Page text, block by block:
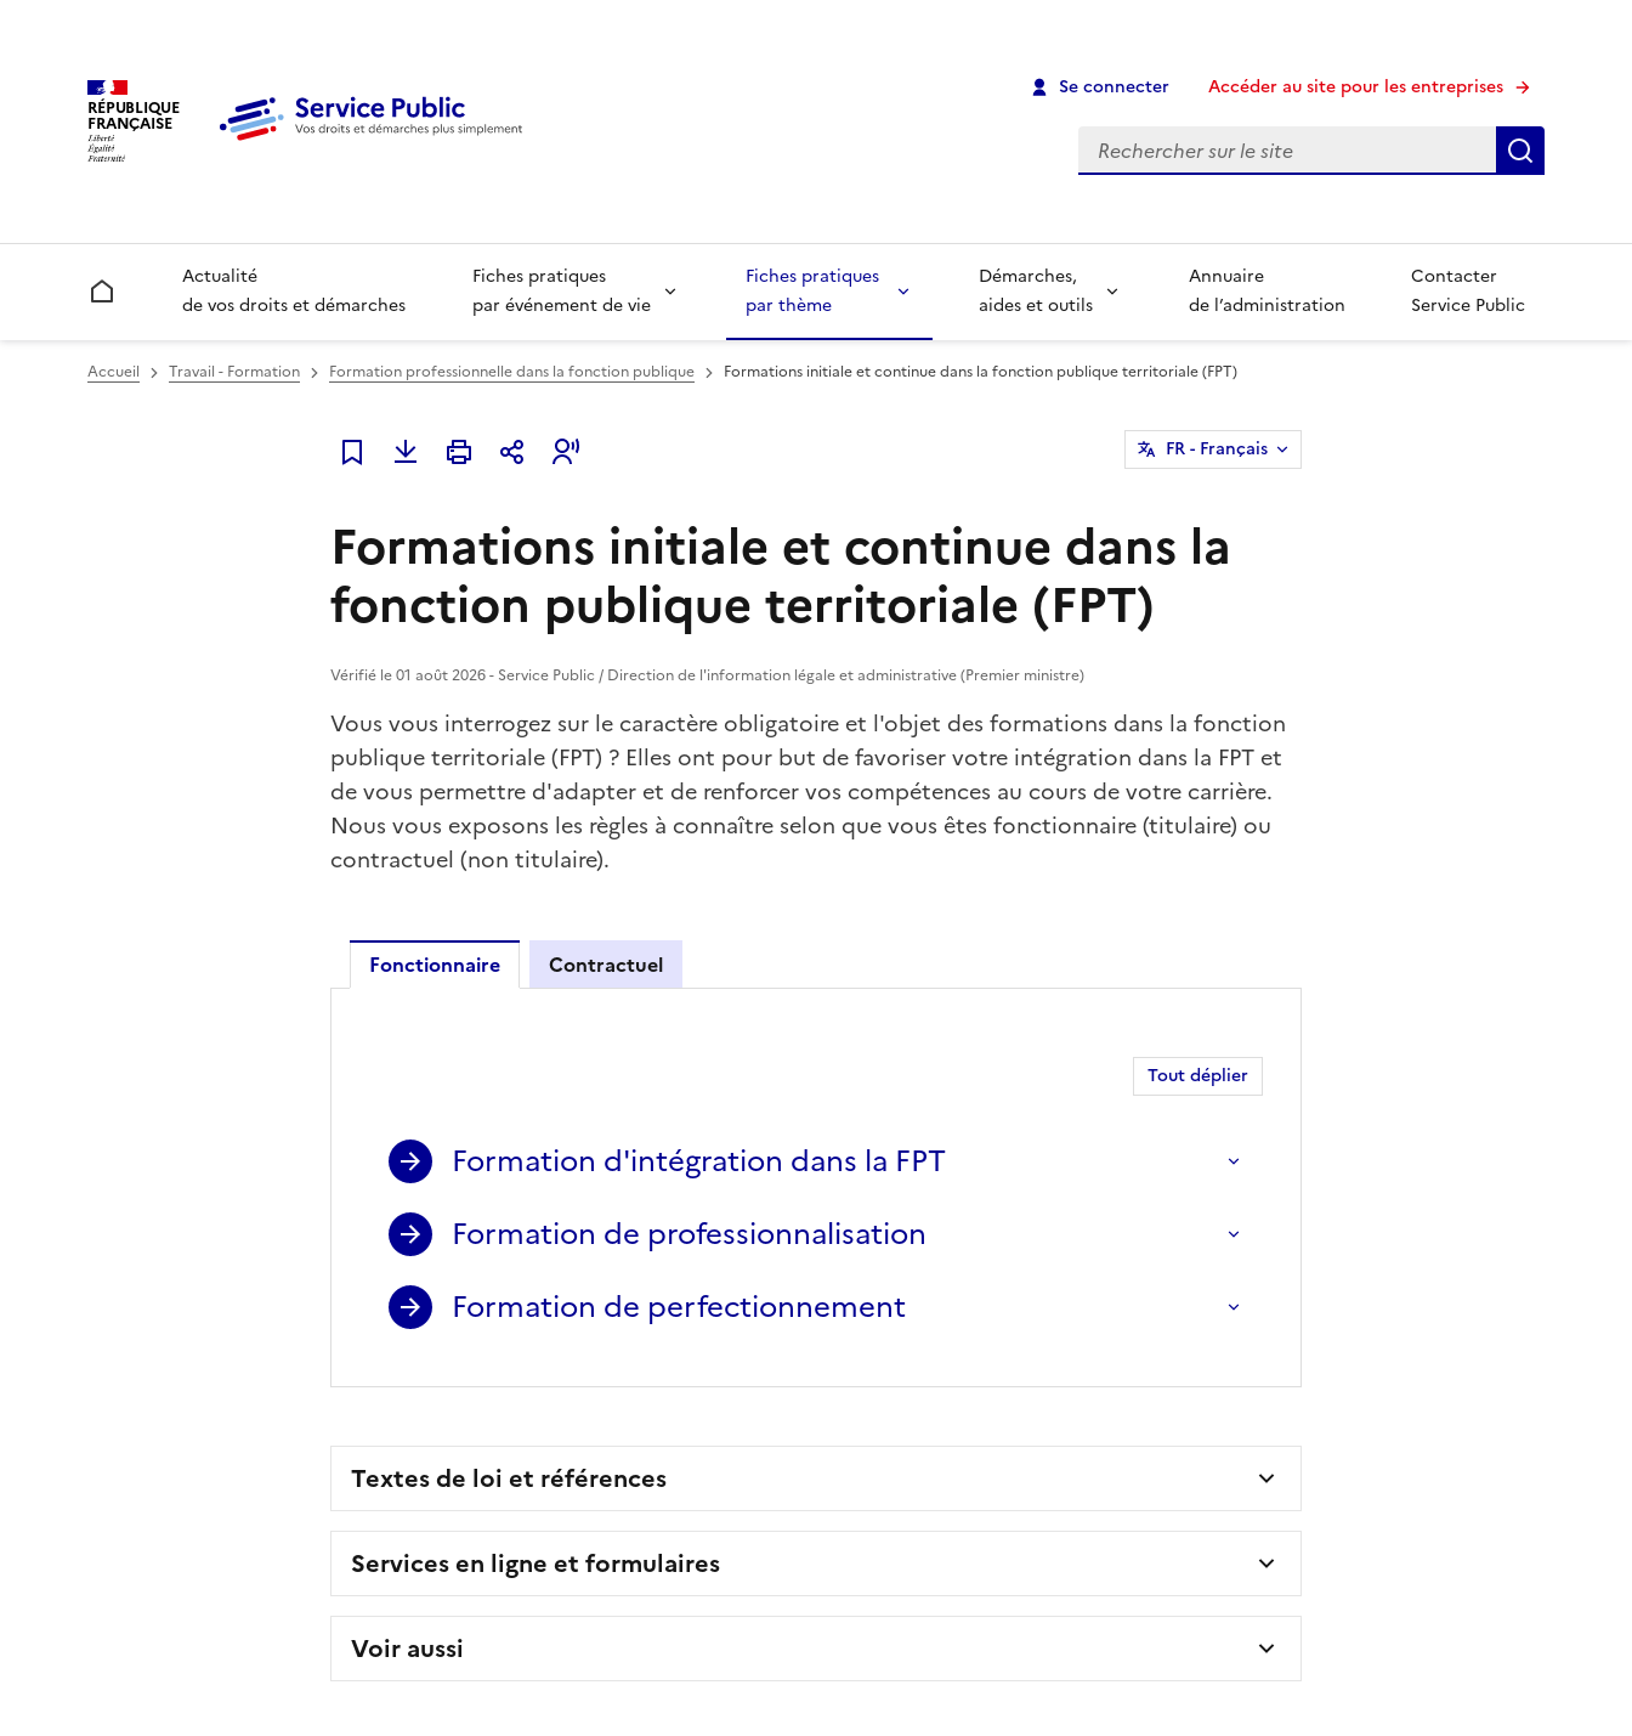
RÉPUBLIQUE
FRANÇAISE
Se connecter Accéder au site pour les entreprises
Recherche
Accueil
Actualité
de vos droits et démarches
Fiches pratiques
par événement de vie
Fiches pratiques
par thème
Démarches,
aides et outils
Annuaire
de l’administration
Contacter
Service Public
Accueil Travail - Formation Formation professionnelle dans la fonction publique Formations initiale et continue dans la fonction publique territoriale (FPT)
Ajouter à mes favoris
FR- Français
Formations initiale et continue dans la
fonction publique territoriale (FPT)
Vérifié le 01 août 2026 - Service Public / Direction de l'information légale et administrative (Premier ministre)
Vous vous interrogez sur le caractère obligatoire et l'objet des formations dans la fonction
publique territoriale (FPT) ? Elles ont pour but de favoriser votre intégration dans la FPT et
de vous permettre d'adapter et de renforcer vos compétences au cours de votre carrière.
Nous vous exposons les règles à connaître selon que vous êtes fonctionnaire (titulaire) ou
contractuel (non titulaire).
Fonctionnaire Contractuel
Tout déplier
Formation d'intégration dans la FPT
Formation de professionnalisation
Formation de perfectionnement
Textes de loi et références
Services en ligne et formulaires
Voir aussi